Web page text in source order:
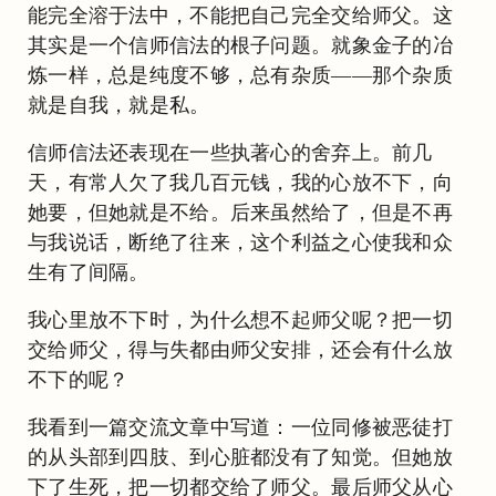
能完全溶于法中，不能把自己完全交给师父。这
其实是一个信师信法的根子问题。就象金子的冶
炼一样，总是纯度不够，总有杂质——那个杂质
就是自我，就是私。
信师信法还表现在一些执著心的舍弃上。前几
天，有常人欠了我几百元钱，我的心放不下，向
她要，但她就是不给。后来虽然给了，但是不再
与我说话，断绝了往来，这个利益之心使我和众
生有了间隔。
我心里放不下时，为什么想不起师父呢？把一切
交给师父，得与失都由师父安排，还会有什么放
不下的呢？
我看到一篇交流文章中写道：一位同修被恶徒打
的从头部到四肢、到心脏都没有了知觉。但她放
下了生死，把一切都交给了师父。最后师父从心